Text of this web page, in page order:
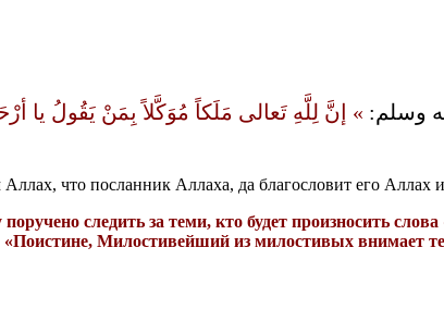
وسلم‏:‏ ‏» ‏إنَّ لِلَّهِ تَعالى مَلَكاً مُوَكَّلاً بِمَنْ يَقُولُ يا
что посланник Аллаха, да благословит его Аллах и
следить за теми, кто будет произносить
«Поистине, Милостивейший из милостивых внимает